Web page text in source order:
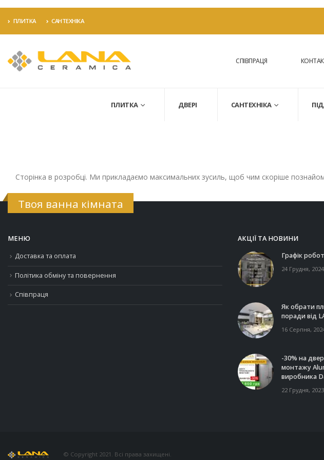
ПЛИТКА САНТЕХНІКА
СПІВПРАЦЯ
ПЛИТКА ДВЕРІ САНТЕХНІКА
Сторінка в розробці. Ми прикладаємо максимальних зусиль, щоб чим скоріше
Твоя ванна кімната
МЕНЮ
Доставка та оплата
Політика обміну та повернення
Співпраця
АКЦІЇ ТА НОВИНИ
Графік
24 Грудня, 2024
Як обрати
поради від
16 Серпня,
-30% на
монтажу
виробника
22 Грудня, 2023
© Copyright 2021. Всі права захищені.